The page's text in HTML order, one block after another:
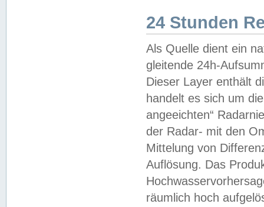
24 Stunden
Als Quelle dient ein
gleitende 24h-
Dieser Layer enthält
handelt es sich um
angeeichten“
der Radar- mit den
Mittelung von
Auflösung. Das
räumlich hoch